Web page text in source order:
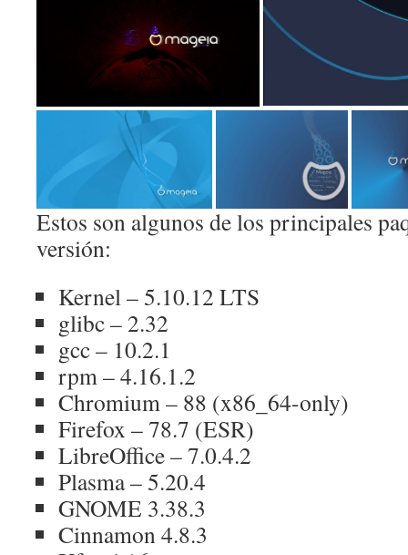
Estos son algunos de los principales
versión:
Kernel – 5.10.12 LTS
glibc – 2.32
gcc – 10.2.1
rpm – 4.16.1.2
Chromium – 88 (x86_64-only)
Firefox – 78.7 (ESR)
LibreOffice – 7.0.4.2
Plasma – 5.20.4
GNOME 3.38.3
Cinnamon 4.8.3